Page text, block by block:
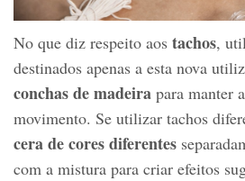
No que diz respeito aos tachos,
destinados apenas a esta nova
conchas de madeira para manter
movimento. Se utilizar tachos
cera de cores diferentes
com a mistura para criar efeitos